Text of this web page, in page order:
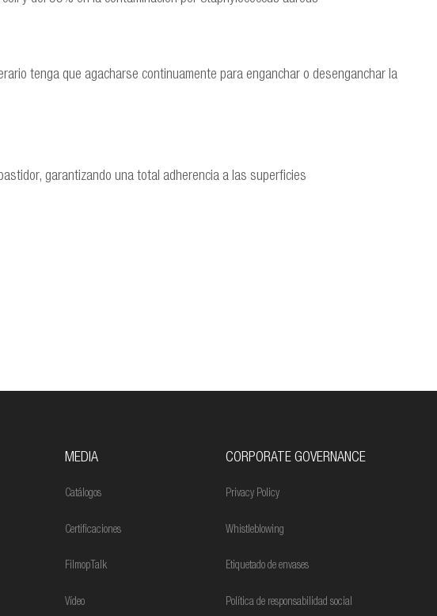
tenga que agacharse continuamente para enganchar o desenganchar la
garantizando una total adherencia a las superficies
MEDIA
Catálogos
Certificaciones
FilmopTalk
Vídeo
CORPORATE GOVERNANCE
Privacy Policy
Whistleblowing
Etiquetado de envases
Política de responsabilidad social